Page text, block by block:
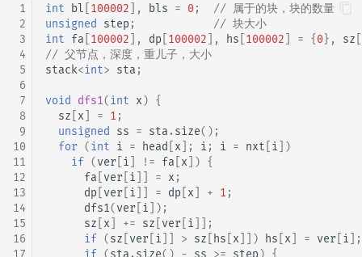
1
2
3
4
5
6
7
8
9
10
11
12
13
14
15
16
17
int bl 100002 ], bls = 0;
// 属于的块，块的数量
unsigned
step ;
// 块大小
int fa 100002 ], dp 100002 ], hs 100002 = { 0}, sz
// 父节点，深度，重儿子，大小
stack<int> sta ;
void dfs1(int x) {
sz x = 1 ;
unsigned
ss = sta .size();
for (int i = head x ]; i ; i = nxt i ])
if (ver i != fa x ]) {
fa ver i = x;
dp ver i = dp x + 1 ;
dfs1(ver i ]);
sz x += sz ver i ]];
if (sz ver i > sz hs x ]]) hs x = ver i ];
if (sta .size() - ss >= step) {